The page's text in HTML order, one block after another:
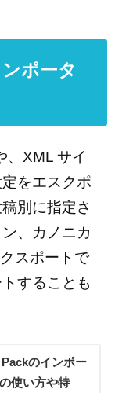
ポータ
、XML サイ
をエスクポ
別に指定さ
、カノニカ
スポートで
することも
のインポー
使い方や特